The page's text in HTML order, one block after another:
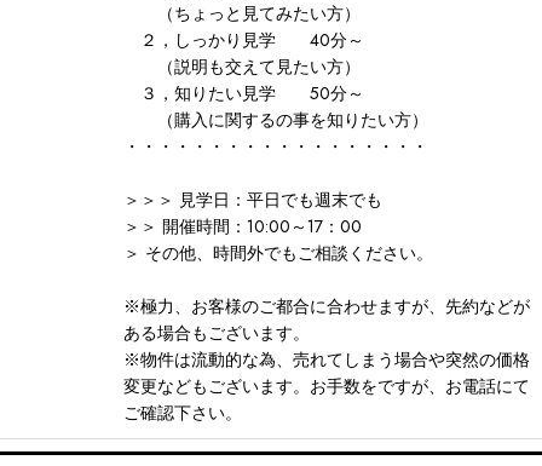
（ちょっと見てみたい方）
２，しっかり見学 40分～
（説明も交えて見たい方）
３，知りたい見学 50分～
（購入に関するの事を知りたい方）
・・・・・・・・・・・・・・・・・・
＞＞＞ 見学日：平日でも週末でも
＞＞ 開催時間：10:00～17：00
＞ その他、時間外でもご相談ください。
※極力、お客様のご都合に合わせますが、先約などが
ある場合もございます。
※物件は流動的な為、売れてしまう場合や突然の価格
変更などもございます。お手数をですが、お電話にて
ご確認下さい。